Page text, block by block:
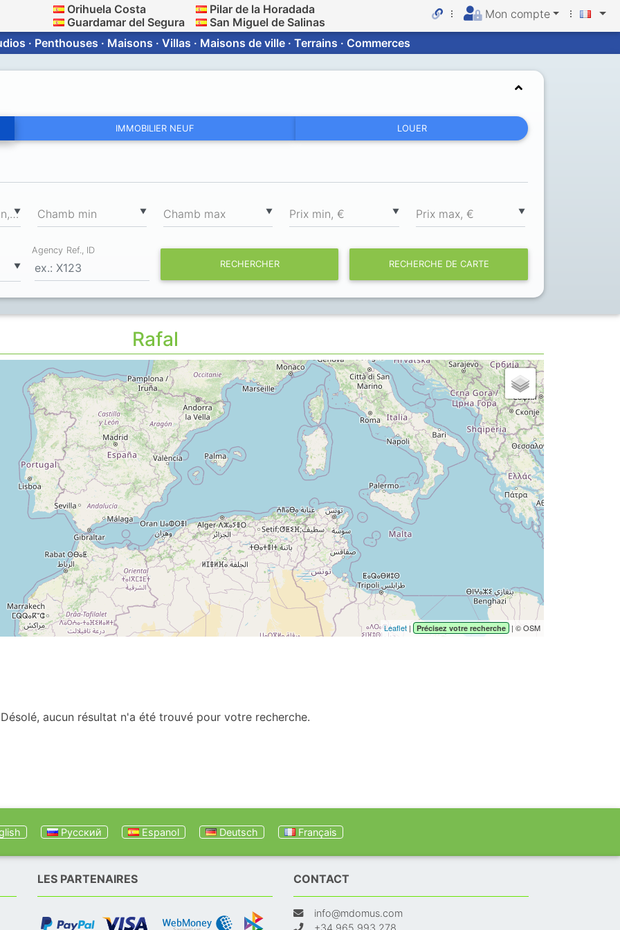
Orihuela Costa
Guardamar del Segura
Pilar de la Horadada
San Miguel de Salinas
Mon compte
· Penthouses · Maisons · Villas · Maisons de ville · Terrains · Commerces
IMMOBILIER NEUF LOUER
▼
Surface totale min, m ▼
Chamb min ▼
Chamb max ▼
Prix min, € ▼
Prix max, €
▼
Agency Ref., ID
RECHERCHER
RECHERCHE DE CARTE
Rafal
Leaflet | Précisez votre recherche | © OSM
Désolé, aucun résultat n'a été trouvé pour votre recherche.
Русский Espanol Deutsch Français
LES PARTENAIRES CONTACT
info@mdomus.com
+34 965 993 278